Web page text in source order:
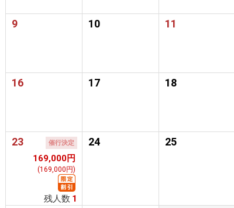
9 10 11
16 17 18
23 催行決定
169,000円
(169,000円)
残人数 1
24 25